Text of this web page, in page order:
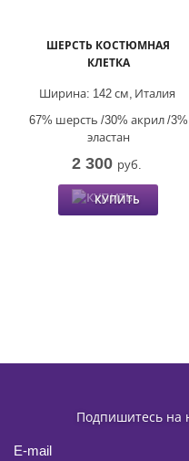
ШЕРСТЬ КОСТЮМНАЯ
КЛЕТКА
Италия
Ширина: 142 см,
67% шерсть /30% акрил /3%
эластан
2 300 руб.
КУПИТЬ
Подпишитесь на